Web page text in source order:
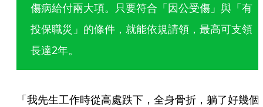
傷病給付兩大項。只要符合「因公受傷」與「有
投保職災」的條件，就能依規請領，最高可支領
長達2年。
「我先生工作時從高處跌下，全身骨折，躺了好幾個